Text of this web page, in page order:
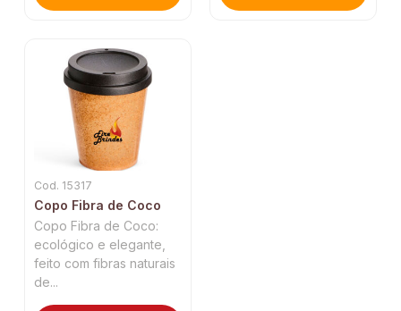
Cod. 15317
Copo Fibra de Coco
Copo Fibra de Coco:
ecológico e elegante,
feito com fibras naturais
de...